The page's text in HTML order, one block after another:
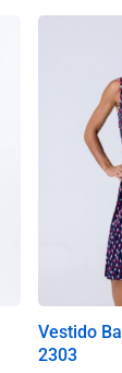
Vestido
2303